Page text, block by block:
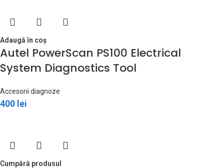
Adaugă în coș
Autel PowerScan PS100 Electrical
System Diagnostics Tool
Accesorii diagnoze
400 lei
Cumpără produsul